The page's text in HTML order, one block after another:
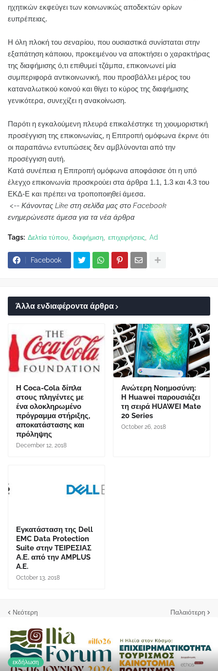
ηχητικών εκφεύγει των κοινωνικώς αποδεκτών ορίων
ευπρέπειας.
Η όλη πλοκή του σεναρίου, που ουσιαστικά συνίσταται στην
εξαπάτηση κάποιου, προκειμένου να αποκτήσει ο χαρακτήρας
της διαφήμισης ό,τι επιθυμεί τζάμπα, επικοινωνεί μία
συμπεριφορά αντικοινωνική, που προσβάλλει μέρος του
καταναλωτικού κοινού και θίγει το κύρος της διαφήμισης
γενικότερα, συνεχίζει η ανακοίνωση.
Παρότι η εγκαλούμενη πλευρά επικαλέστηκε τη χιουμοριστική
προσέγγιση της επικοινωνίας, η Επιτροπή ομόφωνα έκρινε ότι
οι παραπάνω εντυπώσεις δεν αμβλύνονται από την
προσέγγιση αυτή.
Κατά συνέπεια η Επιτροπή ομόφωνα αποφάσισε ότι η υπό
έλεγχο επικοινωνία προσκρούει στα άρθρα 1.1, 1.3 και 4.3 του
ΕΚΔ-Ε και πρέπει να τροποποιηθεί άμεσα.
<-- Κάνοντας Like στη σελίδα μας στο Facebook
ενημερώνεστε άμεσα για τα νέα άρθρα
Tags: Δελτία τύπου διαφήμιση επιχειρήσεις Ad
Facebook
Άλλα ενδιαφέροντα άρθρα
Η Coca-Cola δίπλα
στους πληγέντες με
ένα ολοκληρωμένο
πρόγραμμα στήριξης,
αποκατάστασης και
πρόληψης
December 12, 2018
Ανώτερη Νοημοσύνη:
Η Huawei παρουσιάζει
τη σειρά HUAWEI Mate
20 Series
October 26, 2018
Εγκατάσταση της Dell
EMC Data Protection
Suite στην ΤΕΙΡΕΣΙΑΣ
Α.Ε. από την AMPLUS
A.E.
October 13, 2018
Νεότερη Παλαιότερη
εκδήλωση